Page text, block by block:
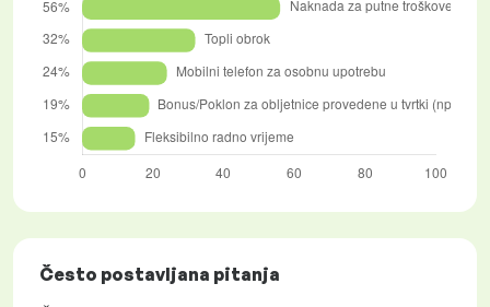
Često postavljana pitanja